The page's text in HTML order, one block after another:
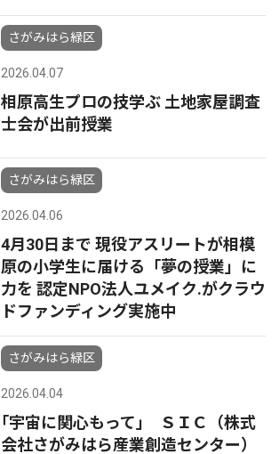
さがみはら緑区
2026.04.07
相原高生プロの技学ぶ 土地家屋調査
士会が出前授業
さがみはら緑区
2026.04.06
4月30日まで 現役アスリートが相模
原の小学生に届ける「夢の授業」に
力を 認定NPO法人ユメイク.がクラウ
ドファンディング実施中
さがみはら緑区
2026.04.04
｢宇宙に関心もって｣ ＳＩＣ（株式
会社さがみはら産業創造センター）